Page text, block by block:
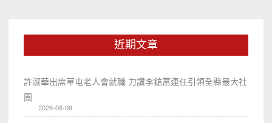
近期文章
許淑華出席草屯老人會就職 力讚李鎗富連任引領全縣最大社
團
2026-08-09